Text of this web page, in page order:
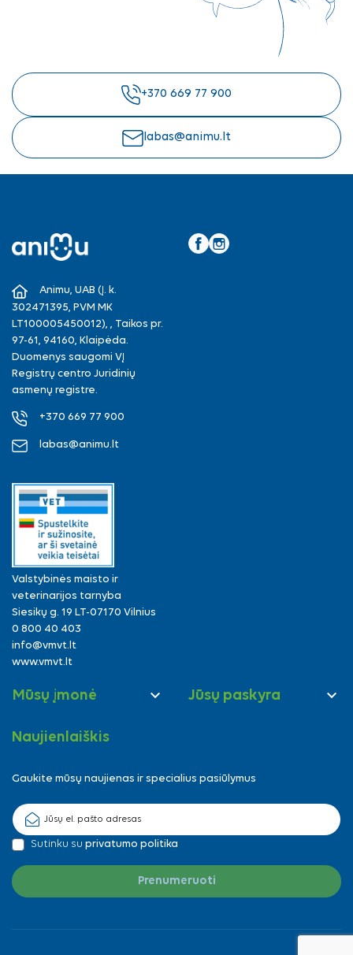
+370 669 77 900
labas@animu.lt
Animu, UAB (Į. k.
302471395, PVM MK
LT100005450012), , Taikos pr.
97-61, 94160, Klaipėda.
Duomenys saugomi VĮ
Registrų centro Juridinių
asmenų registre.
+370 669 77 900
labas@animu.lt
Valstybinės maisto ir
veterinarijos tarnyba
Siesikų g. 19 LT-07170 Vilnius
0 800 40 403
info@vmvt.lt
www.vmvt.lt
Mūsų įmonė  Jūsų paskyra 
Naujienlaiškis
Gaukite mūsų naujienas ir specialius pasiūlymus
Sutinku su privatumo politika